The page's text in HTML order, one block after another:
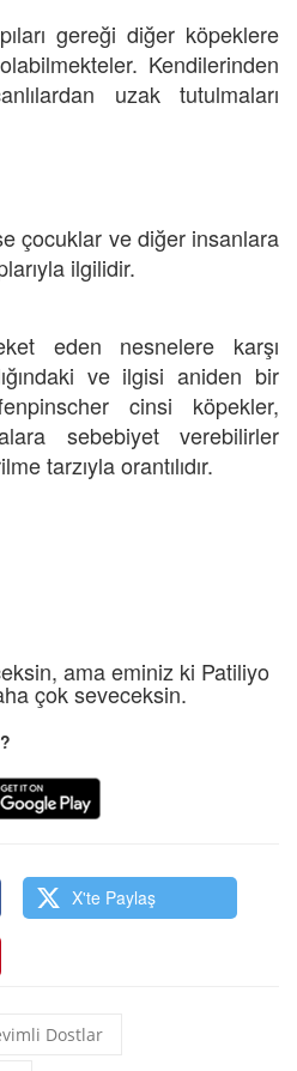
gereği diğer köpeklere
Kendilerinden
uzak tutulmaları
çocuklar ve diğer insanlara
ilgilidir.
eden nesnelere karşı
ve ilgisi aniden bir
cinsi köpekler,
sebebiyet verebilirler
tarzıyla orantılıdır.
ama eminiz ki Patiliyo
çok seveceksin.
X'te Paylaş
Dostlar